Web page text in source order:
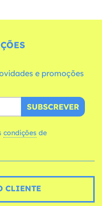
e promoções
SUBSCREVER
condições
CLIENTE